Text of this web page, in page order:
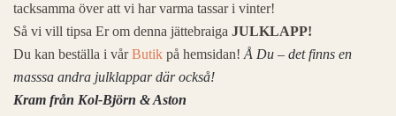
tacksamma över att vi har varma tassar i vinter!
Så vi vill tipsa Er om denna jättebraiga JULKLAPP!
Du kan beställa i vårButik på hemsidan! Å Du – det finns en
masssa andra julklappar där också!
Kram från Kol-Björn & Aston